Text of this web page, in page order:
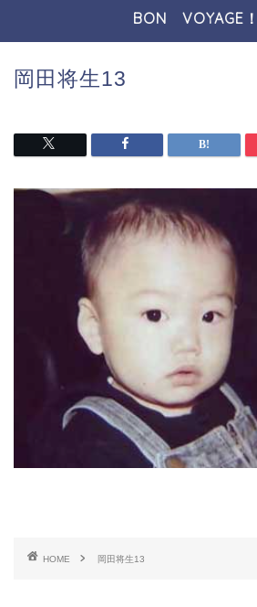
BON VOYAGE
岡田将生13
HOME 岡田将生13